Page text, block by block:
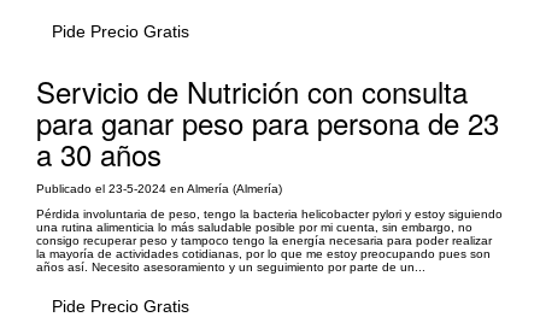
Pide Precio Gratis
Servicio de Nutrición con consulta
para ganar peso para persona de 23
a 30 años
Publicado el 23-5-2024 en Almería (Almería)
Pérdida involuntaria de peso, tengo la bacteria helicobacter pylori y estoy siguiendo
una rutina alimenticia lo más saludable posible por mi cuenta, sin embargo, no
consigo recuperar peso y tampoco tengo la energía necesaria para poder realizar
la mayoría de actividades cotidianas, por lo que me estoy preocupando pues son
años así. Necesito asesoramiento y un seguimiento por parte de un...
Pide Precio Gratis